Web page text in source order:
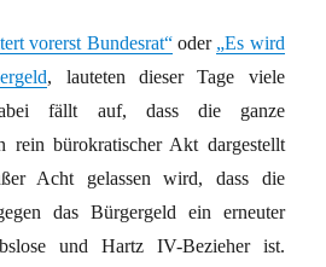
vorerst Bundesrat“oder „Es wird
, lauteten dieser Tage viele
fällt auf, dass die ganze
rein bürokratischer Akt dargestellt
Acht gelassen wird, dass die
das Bürgergeld ein erneuter
und Hartz IV-Bezieher ist.